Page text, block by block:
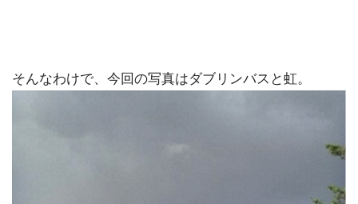
そんなわけで、今回の写真はダブリンバスと虹。